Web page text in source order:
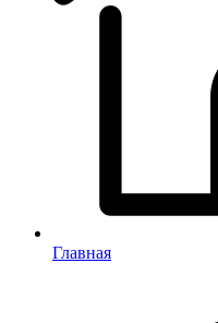
Главная